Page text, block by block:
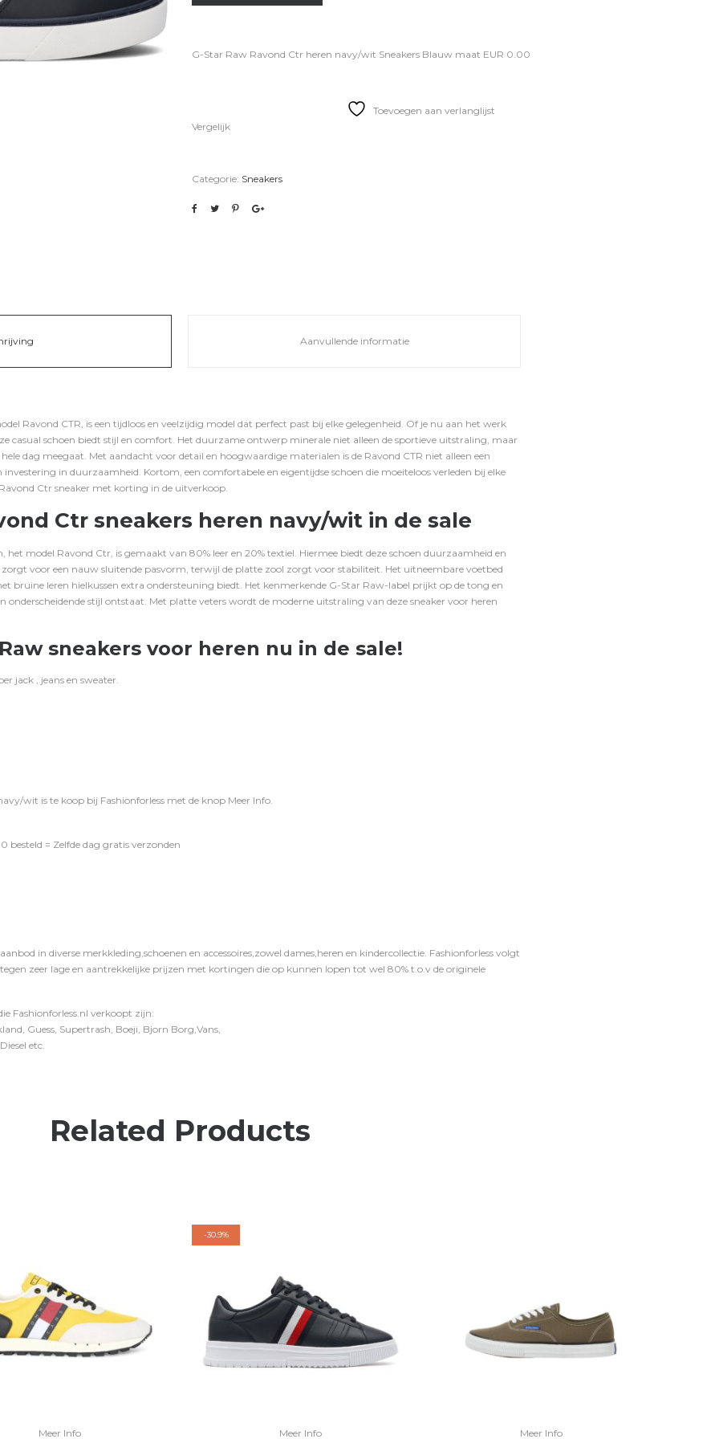
G-Star Raw Ravond Ctr heren navy/wit Sneakers Blauw maat EUR 0.00
Toevoegen aan verlanglijst
Vergelijk
Categorie: Sneakers
Aanvullende informatie
Ravond CTR, is een tijdloos en veelzijdig model dat perfect past bij elke gelegenheid. Of je nu aan het werk
casual schoen biedt stijl en comfort. Het duurzame ontwerp minerale niet alleen de sportieve uitstraling, maar
dag meegaat. Met aandacht voor detail en hoogwaardige materialen is de Ravond CTR niet alleen een
investering in duurzaamheid. Kortom, een comfortabele en eigentijdse schoen die moeiteloos verleden bij elke
Ctr sneaker met korting in de uitverkoop.
Ctr sneakers heren navy/wit in de sale
het model Ravond Ctr, is gemaakt van 80% leer en 20% textiel. Hiermee biedt deze schoen duurzaamheid en
voor een nauw sluitende pasvorm, terwijl de platte zool zorgt voor stabiliteit. Het uitneembare voetbed
bruine leren hielkussen extra ondersteuning biedt. Het kenmerkende G-Star Raw-label prijkt op de tong en
onderscheidende stijl ontstaat. Met platte veters wordt de moderne uitstraling van deze sneaker voor heren
sneakers voor heren nu in de sale!
jack , jeans en sweater.
wit is te koop bij Fashionforless met de knop Meer Info.
besteld = Zelfde dag gratis verzonden
in diverse merkkleding,schoenen en accessoires,zowel dames,heren en kindercollectie. Fashionforless volgt
zeer lage en aantrekkelijke prijzen met kortingen die op kunnen lopen tot wel 80% t.o.v de originele
Fashionforless.nl verkoopt zijn:
Guess, Supertrash, Boeji, Bjorn Borg,Vans,
etc.
Related Products
Meer Info
-30.9%
Meer Info Meer Info